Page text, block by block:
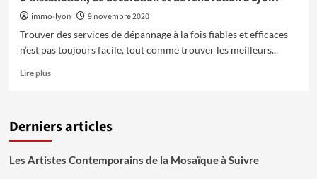
immo-lyon
9 novembre 2020
Trouver des services de dépannage à la fois fiables et efficaces
n’est pas toujours facile, tout comme trouver les meilleurs...
Lire plusEn
À
la
des
Derniers articles
Les Artistes Contemporains de la Mosaïque à Suivre